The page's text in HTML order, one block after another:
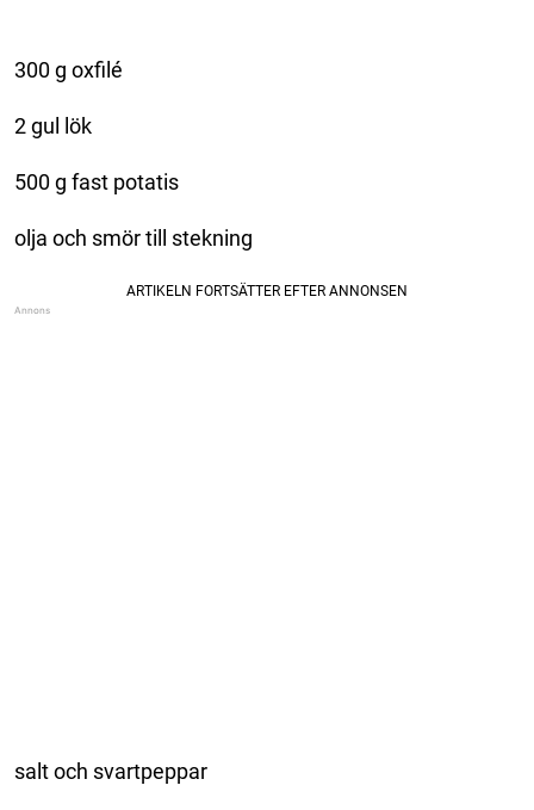
300 g oxfilé
2 gul lök
500 g fast potatis
olja och smör till stekning
salt och svartpeppar